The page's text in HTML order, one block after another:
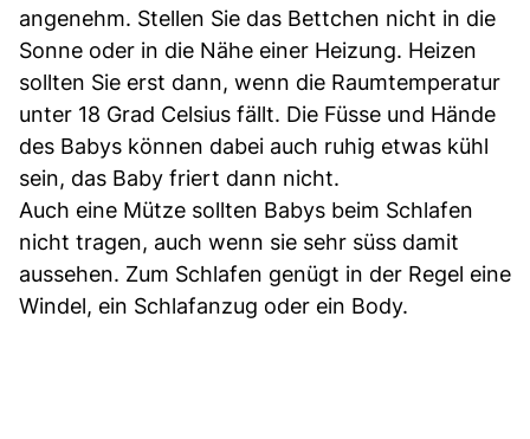
angenehm. Stellen Sie das Bettchen nicht in die
Sonne oder in die Nähe einer Heizung. Heizen
sollten Sie erst dann, wenn die Raumtemperatur
unter 18 Grad Celsius fällt. Die Füsse und Hände
des Babys können dabei auch ruhig etwas kühl
sein, das Baby friert dann nicht.
Auch eine Mütze sollten Babys beim Schlafen
nicht tragen, auch wenn sie sehr süss damit
aussehen. Zum Schlafen genügt in der Regel eine
Windel, ein Schlafanzug oder ein Body.